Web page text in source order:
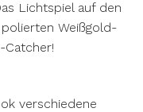
Lichtspiel auf den
Weißgold-
Catcher!
verschiedene